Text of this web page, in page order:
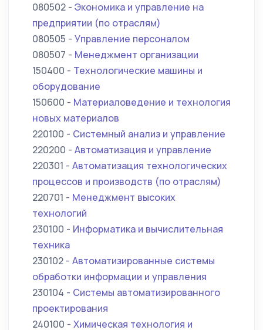
080502 - Экономика и управление на
предприятии (по отраслям)
080505 - Управление персоналом
080507 - Менеджмент организации
150400 - Технологические машины и
оборудование
150600 - Материаловедение и технология
новых материалов
220100 - Системный анализ и управление
220200 - Автоматизация и управление
220301 - Автоматизация технологических
процессов и производств (по отраслям)
220701 - Менеджмент высоких
технологий
230100 - Информатика и вычислительная
техника
230102 - Автоматизированные системы
обработки информации и управления
230104 - Системы автоматизированного
проектирования
240100 - Химическая технология и